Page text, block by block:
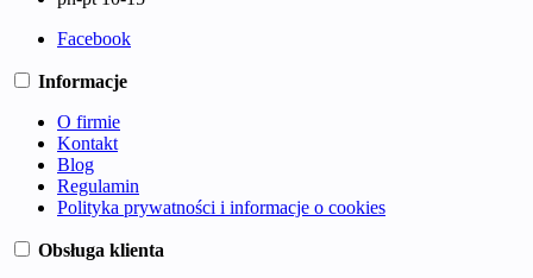
Facebook
Informacje
O firmie
Kontakt
Blog
Regulamin
Polityka prywatności i informacje o cookies
Obsługa klienta